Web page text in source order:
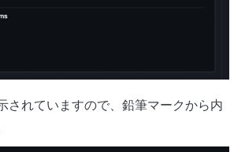
されていますので、鉛筆マークから内